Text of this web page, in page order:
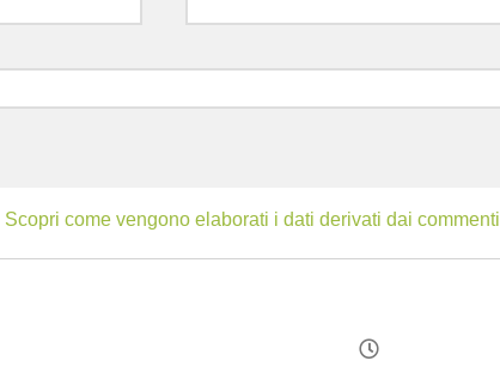
Scopri come vengono elaborati i dati derivati dai commenti